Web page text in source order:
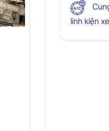
linh kiện xe